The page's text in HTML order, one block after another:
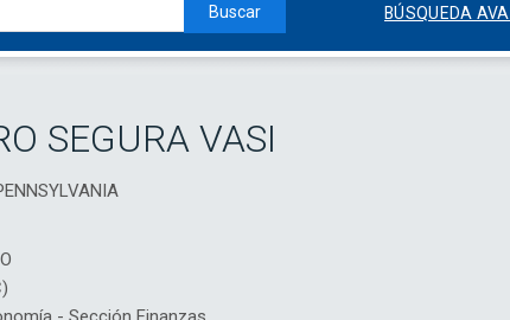
Buscar BÚSQUEDA
SEGURA VASI